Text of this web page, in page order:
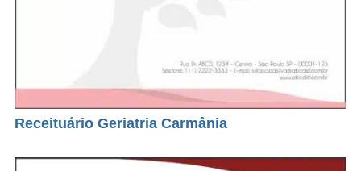
Receituário Geriatria Carmânia